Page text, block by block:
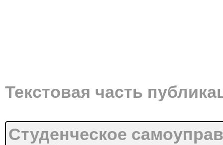
Текстовая часть
Студенческое